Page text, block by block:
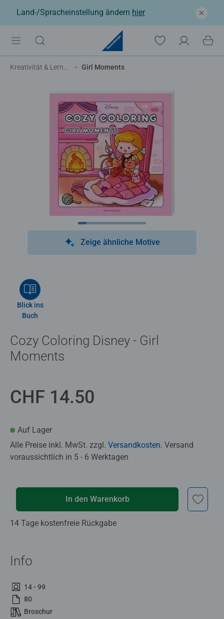
Land-/Spracheinstellung ändern hier
Kreativität & Lernen Girl Moments
Zeige ähnliche Motive
Blick ins
Buch
Cozy Coloring Disney - Girl
Moments
CHF 14.50
Auf Lager
Alle Preise inkl. MwSt. zzgl. Versandkosten. Versand
voraussichtlich in 5 - 6 Werktagen
In den Warenkorb
14 Tage kostenfreie Rückgabe
Info
14 - 99
80
Broschur